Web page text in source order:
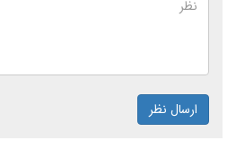
ارسال نظر